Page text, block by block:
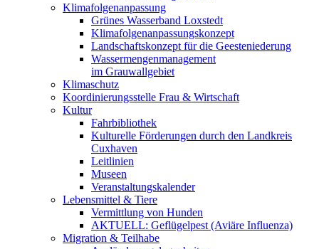
Klimafolgenanpassung
Grünes Wasserband Loxstedt
Klimafolgenanpassungskonzept
Landschaftskonzept für die Geesteniederung
Wassermengenmanagement
im Grauwallgebiet
Klimaschutz
Koordinierungsstelle Frau & Wirtschaft
Kultur
Fahrbibliothek
Kulturelle Förderungen durch den Landkreis
Cuxhaven
Leitlinien
Museen
Veranstaltungskalender
Lebensmittel & Tiere
Vermittlung von Hunden
AKTUELL: Geflügelpest (Aviäre Influenza)
Migration & Teilhabe